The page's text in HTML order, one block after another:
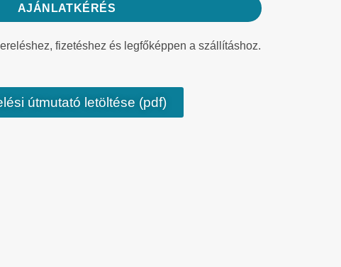
AJÁNLATKÉRÉS
fizetéshez és legfőképpen a szállításhoz.
útmutató letöltése (pdf)